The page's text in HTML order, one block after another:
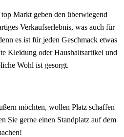
Markt geben den überwiegend
Verkaufserlebnis, was auch für
es ist für jeden Geschmack etwas
Kleidung oder Haushaltsartikel und
Wohl ist gesorgt.
möchten, wollen Platz schaffen
Sie gerne einen Standplatz auf dem